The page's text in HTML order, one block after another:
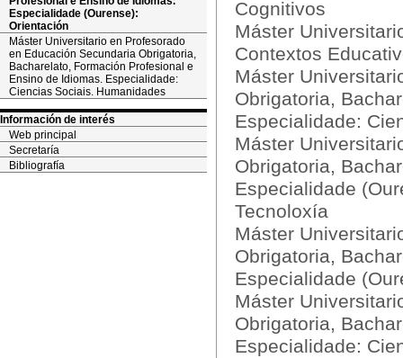
Especialidade (Ourense):
Orientación
Máster Universitario en Profesorado
en Educación Secundaria Obrigatoria,
Bacharelato, Formación Profesional e
Ensino de Idiomas. Especialidade:
Ciencias Sociais. Humanidades
Información de interés
Web principal
Secretaría
Bibliografía
Cognitivos
Máster
Contextos
Máster
Obrigatoria,
Especialidade:
Máster
Obrigatoria,
Especialidade
Tecnoloxía
Máster
Obrigatoria,
Especialidade
Máster
Obrigatoria,
Especialidade: